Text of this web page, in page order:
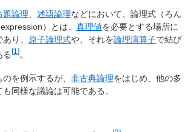
題論理 述語論理などにおいて、 論理式 （ろん
）とは、 真理値を必要とする場所に
り、 原子論理式や、それを論理演算子で結び
る[1 ]。
のを例示するが、 非古典論理をはじめ、他の多
同様な議論は可能である。